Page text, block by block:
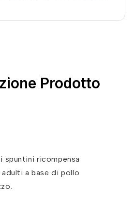
Prodotto
spuntini ricompensa
adulti a base di pollo